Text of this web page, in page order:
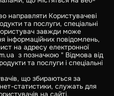
направляти Користувачеві
та послуги, спеціальні
Користувач завжди може
інформаційних повідомлень,
на адресу електронної
з позначкою " Відмова від
та послуги і спеціальні
що збираються за
статистики, служать для
на сайті,